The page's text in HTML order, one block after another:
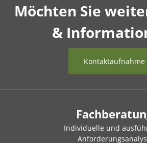
Möchten Sie
&
Kontaktaufnahme
Individuelle und